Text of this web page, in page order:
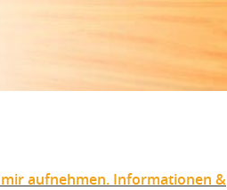
aufnehmen. Informationen &